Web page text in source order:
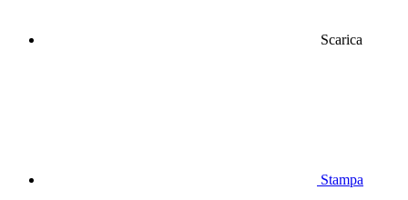
Scarica
Stampa